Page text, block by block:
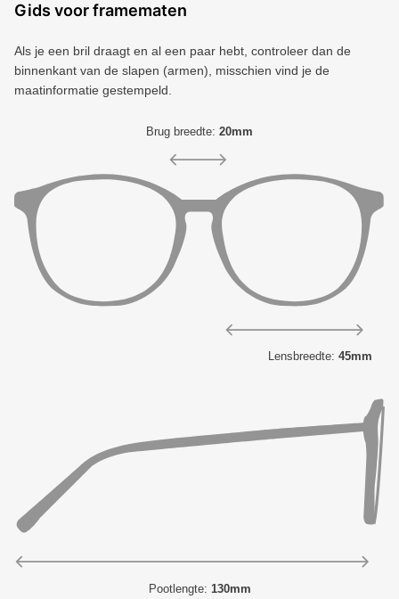
Gids voor framematen
Als je een bril draagt ​​en al een paar hebt, controleer dan de
binnenkant van de slapen (armen), misschien vind je de
maatinformatie gestempeld.
Brug breedte: 20mm
Lensbreedte: 45mm
Pootlengte: 130mm